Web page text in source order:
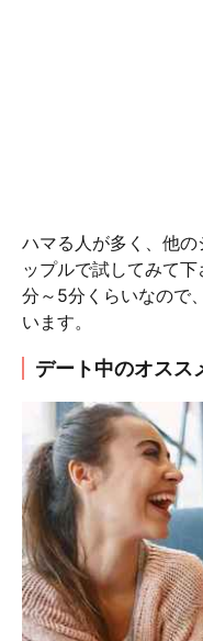
ハマる人が多く、他
ップルで試してみて
分～5分くらいなので
います。
デート中のオス